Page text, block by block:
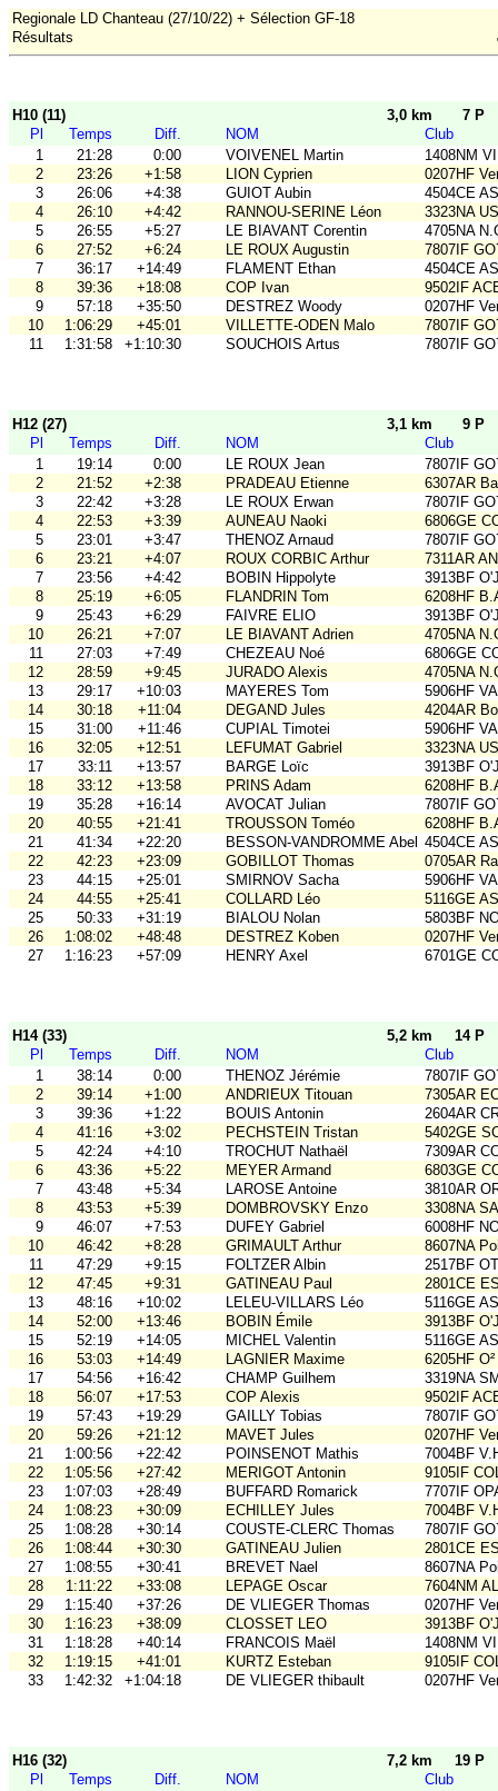
Regionale LD Chanteau (27/10/22) + Sélection GF-18
Résultats
H10 (11) 3,0 km
7 P
Pl
Temps Diff. NOM
Club
1
21:28 0:00 VOIVENEL Martin
1408NM
2
23:26 +1:58 LION Cyprien
0207HF
3
26:06 +4:38 GUIOT Aubin
4504CE
4
26:10 +4:42 RANNOU-SERINE Léon
3323NA
5
26:55 +5:27 LE BIAVANT Corentin
4705NA
6
27:52 +6:24 LE ROUX Augustin
7807IF
7
36:17 +14:49 FLAMENT Ethan
4504CE
8
39:36 +18:08 COP Ivan
9502IF
9
57:18 +35:50 DESTREZ Woody
0207HF
10
1:06:29 +45:01 VILLETTE-ODEN Malo
7807IF
11
1:31:58 +1:10:30 SOUCHOIS Artus 7807IF
H12 (27) 3,1 km
9 P
Pl
Temps Diff. NOM
Club
1
19:14 0:00 LE ROUX Jean
7807IF
2
21:52 +2:38 PRADEAU Etienne
6307AR
3
22:42 +3:28 LE ROUX Erwan
7807IF
4
22:53 +3:39 AUNEAU Naoki
6806GE
5
23:01 +3:47 THENOZ Arnaud
7807IF
6
23:21 +4:07 ROUX CORBIC Arthur
7311AR
7
23:56 +4:42 BOBIN Hippolyte
3913BF
8
25:19 +6:05 FLANDRIN Tom
6208HF
9
25:43 +6:29 FAIVRE ELIO
3913BF
10
26:21 +7:07 LE BIAVANT Adrien
4705NA
11
27:03 +7:49 CHEZEAU Noé
6806GE
12
28:59 +9:45 JURADO Alexis
4705NA
13
29:17 +10:03 MAYERES Tom
5906HF
14
30:18 +11:04 DEGAND Jules
4204AR
15
31:00 +11:46 CUPIAL Timotei
5906HF
16
32:05 +12:51 LEFUMAT Gabriel
3323NA
17
33:11 +13:57 BARGE Loïc
3913BF
18
33:12 +13:58 PRINS Adam
6208HF
19
35:28 +16:14 AVOCAT Julian
7807IF
20
40:55 +21:41 TROUSSON Toméo
6208HF
21
41:34 +22:20 BESSON-VANDROMME Abel 4504CE
22
42:23 +23:09 GOBILLOT Thomas
0705AR
23
44:15 +25:01 SMIRNOV Sacha
5906HF
24
44:55 +25:41 COLLARD Léo
5116GE
25
50:33 +31:19 BIALOU Nolan
5803BF
26
1:08:02 +48:48 DESTREZ Koben
0207HF
27
1:16:23 +57:09 HENRY Axel 6701GE
H14 (33) 5,2 km
14 P
Pl
Temps Diff. NOM
Club
1
38:14 0:00 THENOZ Jérémie
7807IF
2
39:14 +1:00 ANDRIEUX Titouan
7305AR
3
39:36 +1:22 BOUIS Antonin
2604AR
4
41:16 +3:02 PECHSTEIN Tristan
5402GE
5
42:24 +4:10 TROCHUT Nathaël
7309AR
6
43:36 +5:22 MEYER Armand
6803GE
7
43:48 +5:34 LAROSE Antoine
3810AR
8
43:53 +5:39 DOMBROVSKY Enzo
3308NA
9
46:07 +7:53 DUFEY Gabriel
6008HF
10
46:42 +8:28 GRIMAULT Arthur
8607NA
11
47:29 +9:15 FOLTZER Albin
2517BF
12
47:45 +9:31 GATINEAU Paul
2801CE
13
48:16 +10:02 LELEU-VILLARS Léo
5116GE
14
52:00 +13:46 BOBIN Émile
3913BF
15
52:19 +14:05 MICHEL Valentin
5116GE
16
53:03 +14:49 LAGNIER Maxime
6205HF O²
17
54:56 +16:42 CHAMP Guilhem
3319NA
18
56:07 +17:53 COP Alexis
9502IF
19
57:43 +19:29 GAILLY Tobias
7807IF
20
59:26 +21:12 MAVET Jules
0207HF
21
1:00:56 +22:42 POINSENOT Mathis
7004BF
22
1:05:56 +27:42 MERIGOT Antonin
9105IF
23
1:07:03 +28:49 BUFFARD Romarick
7707IF
24
1:08:23 +30:09 ECHILLEY Jules
7004BF
25
1:08:28 +30:14 COUSTE-CLERC Thomas
7807IF
26
1:08:44 +30:30 GATINEAU Julien
2801CE
27
1:08:55 +30:41 BREVET Nael
8607NA
28
1:11:22 +33:08 LEPAGE Oscar
7604NM
29
1:15:40 +37:26 DE VLIEGER Thomas
0207HF
30
1:16:23 +38:09 CLOSSET LEO
3913BF
31
1:18:28 +40:14 FRANCOIS Maël
1408NM
32
1:19:15 +41:01 KURTZ Esteban
9105IF
33
1:42:32 +1:04:18 DE VLIEGER thibault 0207HF
H16 (32) 7,2 km
19 P
Pl
Temps Diff. NOM
Club